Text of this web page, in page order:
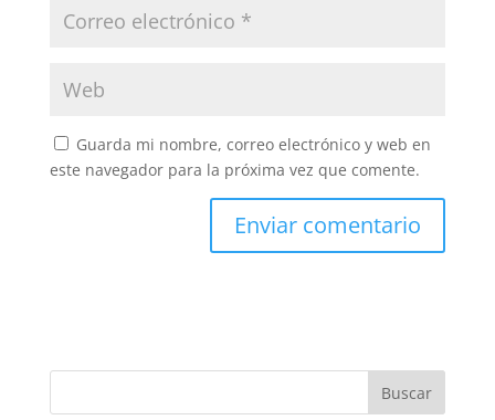
Guarda mi nombre, correo electrónico y web en
este navegador para la próxima vez que comente.